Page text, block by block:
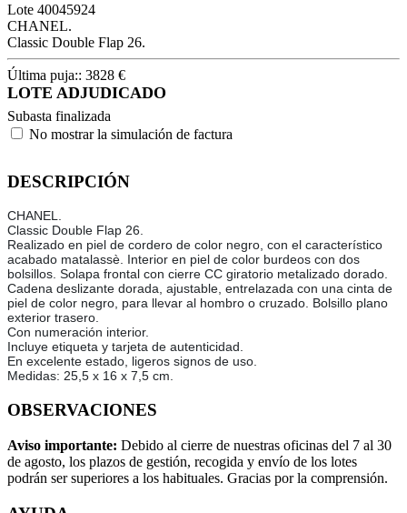
Lote 40045924
CHANEL.
Classic Double Flap 26.
Última puja:: 3828 €
LOTE ADJUDICADO
Subasta finalizada
No mostrar la simulación de factura
DESCRIPCIÓN
CHANEL.
Classic Double Flap 26.
Realizado en piel de cordero de color negro, con el característico
acabado matalassè. Interior en piel de color burdeos con dos
bolsillos. Solapa frontal con cierre CC giratorio metalizado dorado.
Cadena deslizante dorada, ajustable, entrelazada con una cinta de
piel de color negro, para llevar al hombro o cruzado. Bolsillo plano
exterior trasero.
Con numeración interior.
Incluye etiqueta y tarjeta de autenticidad.
En excelente estado, ligeros signos de uso.
Medidas: 25,5 x 16 x 7,5 cm.
OBSERVACIONES
Aviso importante: Debido al cierre de nuestras oficinas del 7 al 30
de agosto, los plazos de gestión, recogida y envío de los lotes
podrán ser superiores a los habituales. Gracias por la comprensión.